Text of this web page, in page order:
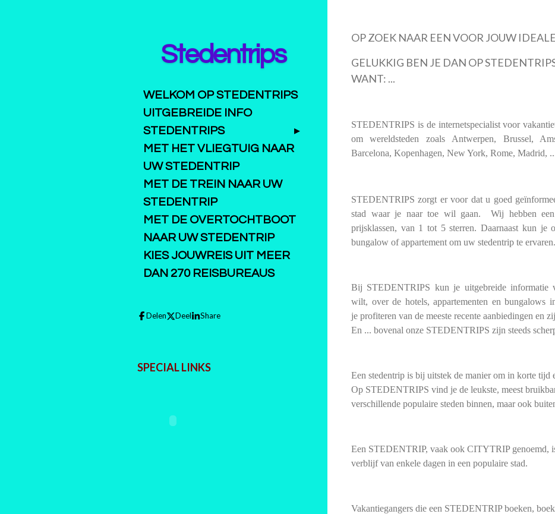
OP ZOEK NAAR EEN VOOR JOUW
GELUKKIG BEN JE DAN OP
WANT: ...
STEDENTRIPS is de internetspecialist voor
om wereldsteden zoals Antwerpen, Brussel,
Barcelona, Kopenhagen, New York, Rome, Madrid,
STEDENTRIPS zorgt er voor dat u goed
stad waar je naar toe wil gaan. Wij hebben
prijsklassen, van 1 tot 5 sterren. Daarnaast kun je
bungalow of appartement om uw stedentrip te ervaren.
Bij STEDENTRIPS kun je uitgebreide informatie
wilt, over de hotels, appartementen en bungalows
je profiteren van de meeste recente aanbiedingen en
En ... bovenal onze STEDENTRIPS zijn steeds
Een stedentrip is bij uitstek de manier om in korte tijd
Op STEDENTRIPS vind je de leukste, meest
verschillende populaire steden binnen, maar ook
Een STEDENTRIP, vaak ook CITYTRIP genoemd,
verblijf van enkele dagen in een populaire stad.
Vakantiegangers die een STEDENTRIP boeken,
Stedentrips
WELKOM OP STEDENTRIPS
UITGEBREIDE INFO
STEDENTRIPS
MET HET VLIEGTUIG NAAR
UW STEDENTRIP
MET DE TREIN NAAR UW
STEDENTRIP
MET DE OVERTOCHTBOOT
NAAR UW STEDENTRIP
KIES JOUWREIS UIT MEER
DAN 270 REISBUREAUS
Delen Deel Share
SPECIAL LINKS